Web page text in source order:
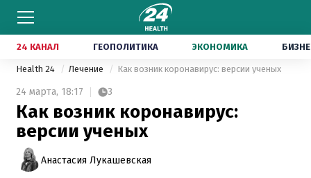
24 КАНАЛ ГЕОПОЛИТИКА ЭКОНОМИКА
Health 24 Лечение Как возник коронавирус: версии ученых
24 марта, 18:17 3
Как возник коронавирус:
версии ученых
Анастасия Лукашевская